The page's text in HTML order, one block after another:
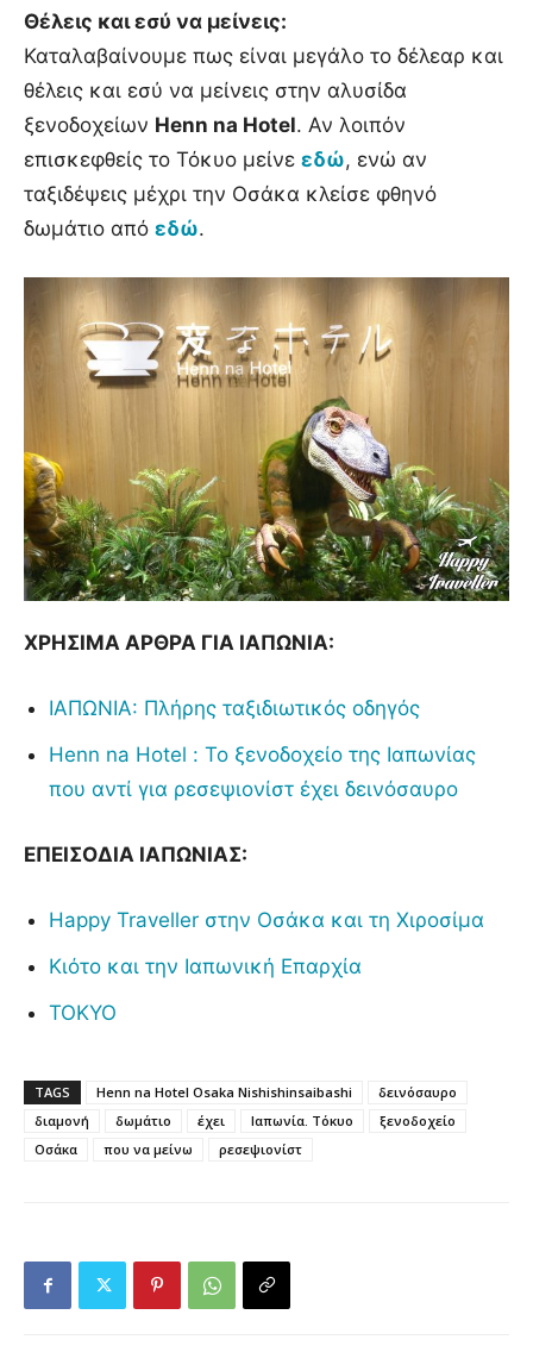
Θέλεις και εσύ να μείνεις:
Καταλαβαίνουμε πως είναι μεγάλο το δέλεαρ και
θέλεις και εσύ να μείνεις στην αλυσίδα
ξενοδοχείων Henn na Hotel. Αν λοιπόν
επισκεφθείς το Τόκυο μείνε εδώ, ενώ αν
ταξιδέψεις μέχρι την Οσάκα κλείσε φθηνό
δωμάτιο από εδώ.
ΧΡΗΣΙΜΑ ΑΡΘΡΑ ΓΙΑ ΙΑΠΩΝΙΑ:
ΙΑΠΩΝΙΑ: Πλήρης ταξιδιωτικός οδηγός
Henn na Hotel : Το ξενοδοχείο της Ιαπωνίας
που αντί για ρεσεψιονίστ έχει δεινόσαυρο
ΕΠΕΙΣΟΔΙΑ ΙΑΠΩΝΙΑΣ:
Happy Traveller στην Οσάκα και τη Χιροσίμα
Κιότο και την Ιαπωνική Επαρχία
ΤΟΚΥΟ
TAGS Henn na Hotel Osaka Nishishinsaibashi
δεινόσαυρο
διαμονή
δωμάτιο έχει Ιαπωνία. Τόκυο
ξενοδοχείο
Οσάκα
που να μείνω ρεσεψιονίστ